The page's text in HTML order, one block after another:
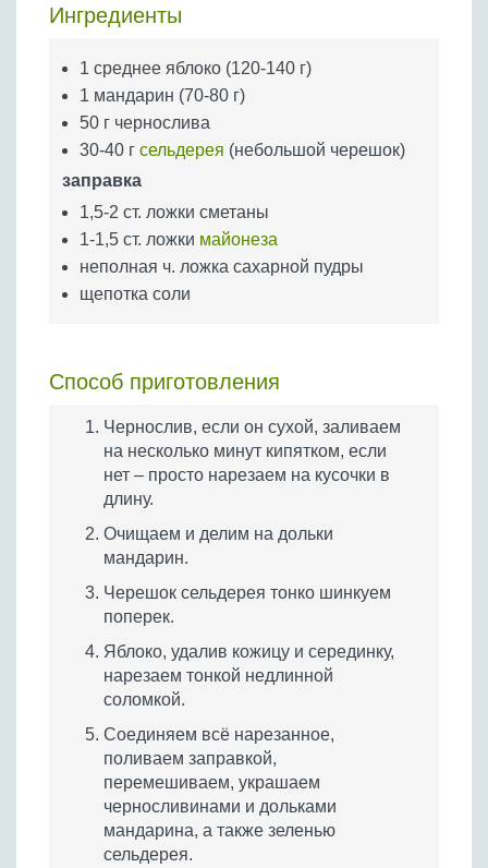
Бобовые
Крупы
Ингредиенты
1 среднее яблоко (120-140 г)
1 мандарин (70-80 г)
50 г чернослива
30-40 г сельдерея (небольшой черешок)
заправка
1,5-2 ст. ложки сметаны
1-1,5 ст. ложки майонеза
неполная ч. ложка сахарной пудры
щепотка соли
Способ приготовления
Чернослив, если он сухой, заливаем
на несколько минут кипятком, если
нет – просто нарезаем на кусочки в
длину.
Очищаем и делим на дольки
мандарин.
Черешок сельдерея тонко шинкуем
поперек.
Яблоко, удалив кожицу и серединку,
нарезаем тонкой недлинной
соломкой.
Соединяем всё нарезанное,
поливаем заправкой,
перемешиваем, украшаем
черносливинами и дольками
мандарина, а также зеленью
сельдерея.